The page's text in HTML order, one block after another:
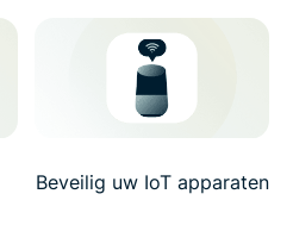
Beveilig uw IoT apparaten